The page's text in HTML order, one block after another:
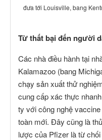
đưa tới Louisville, bang
Từ thất bại đến người
Các nhà điều hành tại
Kalamazoo (bang
chạy sản xuất thử
cung cấp xác thực
ty với công nghệ
toàn mới. Đây cũng là
lược của Pfizer là từ